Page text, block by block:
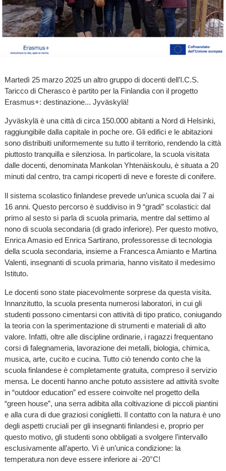
Martedì 25 marzo 2025 un altro gruppo di docenti dell’I.C.S.
Taricco di Cherasco è partito per la Finlandia con il progetto
Erasmus+: destinazione... Jyväskylä!
Jyväskylä è una città di circa 150.000 abitanti a Nord di Helsinki,
raggiungibile dalla capitale in poche ore. Gli edifici e le abitazioni
sono distribuiti uniformemente su tutto il territorio, rendendo la città
piuttosto tranquilla e silenziosa. In particolare, la scuola visitata
dalle docenti, denominata Mankolan Yhtenäiskoulu, è situata a 20
minuti dal centro, tra campi ricoperti di neve e foreste di conifere.
Il sistema scolastico finlandese prevede un’unica scuola dai 7 ai
16 anni. Questo percorso è suddiviso in 9 “gradi” scolastici: dal
primo al sesto si parla di scuola primaria, mentre dal settimo al
nono di scuola secondaria (di grado inferiore). Per questo motivo,
Enrica Amasio ed Enrica Sartirano, professoresse di tecnologia
della scuola secondaria, insieme a Francesca Amianto e Martina
Valenti, insegnanti di scuola primaria, hanno visitato il medesimo
Istituto.
Le docenti sono state piacevolmente sorprese da questa visita.
Innanzitutto, la scuola presenta numerosi laboratori, in cui gli
studenti possono cimentarsi con attività di tipo pratico, coniugando
la teoria con la sperimentazione di strumenti e materiali di alto
valore. Infatti, oltre alle discipline ordinarie, i ragazzi frequentano
corsi di falegnameria, lavorazione dei metalli, biologia, chimica,
musica, arte, cucito e cucina. Tutto ciò tenendo conto che la
scuola finlandese è completamente gratuita, compreso il servizio
mensa. Le docenti hanno anche potuto assistere ad attività svolte
in “outdoor education” ed essere coinvolte nel progetto della
“green house”, una serra adibita alla coltivazione di piccoli piantini
e alla cura di due graziosi coniglietti. Il contatto con la natura è uno
degli aspetti cruciali per gli insegnanti finlandesi e, proprio per
questo motivo, gli studenti sono obbligati a svolgere l’intervallo
esclusivamente all’aperto. Vi è un’unica condizione: la
temperatura non deve essere inferiore ai -20°C!